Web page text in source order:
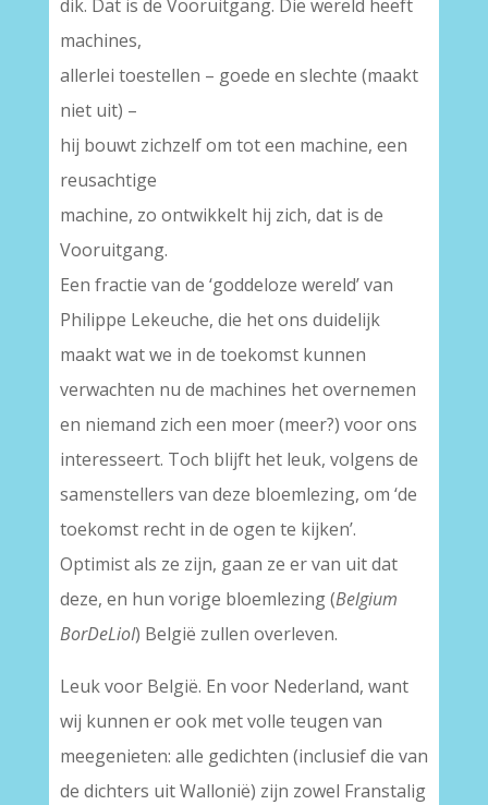
dik. Dat is de Vooruitgang. Die wereld heeft
machines,
allerlei toestellen – goede en slechte (maakt
niet uit) –
hij bouwt zichzelf om tot een machine, een
reusachtige
machine, zo ontwikkelt hij zich, dat is de
Vooruitgang.
Een fractie van de ‘goddeloze wereld’ van
Philippe Lekeuche, die het ons duidelijk
maakt wat we in de toekomst kunnen
verwachten nu de machines het overnemen
en niemand zich een moer (meer?) voor ons
interesseert. Toch blijft het leuk, volgens de
samenstellers van deze bloemlezing, om ‘de
toekomst recht in de ogen te kijken’.
Optimist als ze zijn, gaan ze er van uit dat
deze, en hun vorige bloemlezing (Belgium
BorDeLioI) België zullen overleven.
Leuk voor België. En voor Nederland, want
wij kunnen er ook met volle teugen van
meegenieten: alle gedichten (inclusief die van
de dichters uit Wallonië) zijn zowel Franstalig